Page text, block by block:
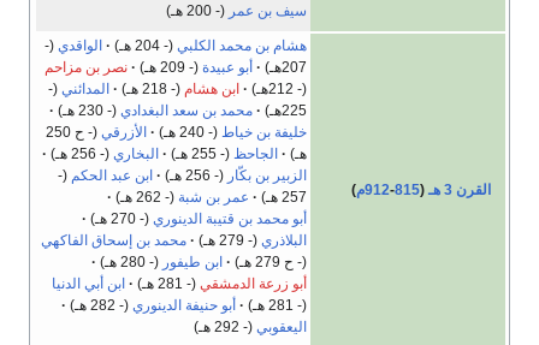
سيف بن عمر (- 200 هـ)
القرن 3 هـ (
815
-912م )
هشام بن محمد الكلبي (- 204 هـ) الواقدي (-
207هـ)
أبو عبيدة (- 209 هـ)
نصر بن مزاحم
(- 212هـ)
ابن هشام (- 218 هـ) المدائني (-
225هـ)
محمد بن سعد البغدادي (- 230 هـ)
خليفة بن خياط (- 240 هـ) الأزرقي
(- ح 250
هـ)
الجاحظ (- 255 هـ) البخاري (- 256 هـ)
الزبير بن بكّار (- 256 هـ) ابن عبد الحكم (-
257 هـ)
عمر بن شبة (- 262 هـ)
أبو محمد بن قتيبة الدينوري (- 270 هـ)
البلاذري (- 279 هـ)
محمد بن إسحاق الفاكهي
(- ح 279 هـ)
ابن طيفور (- 280 هـ)
أبو زرعة الدمشقي (- 281 هـ)
ابن أبي الدنيا
(- 281 هـ)
أبو حنيفة الدينوري (- 282 هـ)
اليعقوبي (- 292 هـ)